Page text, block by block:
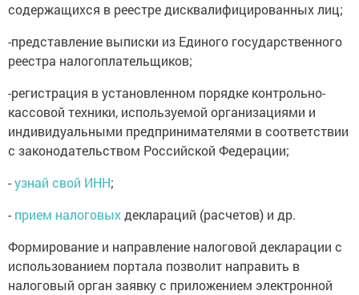
содержащихся в реестре дисквалифицированных лиц;
-представление выписки из Единого государственного
реестра налогоплательщиков;
-регистрация в установленном порядке контрольно-
кассовой техники, используемой организациями и
индивидуальными предпринимателями в соответствии
с законодательством Российской Федерации;
-узнай свой ИНН;
- прием налоговыхдеклараций (расчетов) и др.
Формирование и направление налоговой декларации с
использованием портала позволит направить в
налоговый орган заявку с приложением электронной